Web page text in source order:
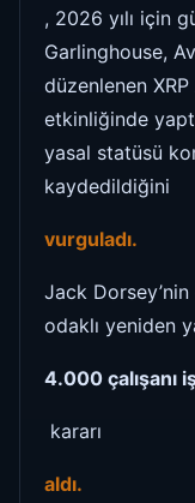
, 2026 yılı için
Garlinghouse,
düzenlenen
etkinliğinde
yasal statüsü
kaydedildiğini
vurguladı.
Jack
odaklı yeniden
4.000 çalışanı
kararı
aldı.